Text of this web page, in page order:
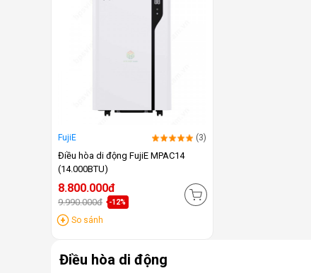
FujiE (3)
Điều hòa di động FujiE MPAC14
(14.000BTU)
8.800.000đ
9.990.000đ -12%
So sánh
Điều hòa di động